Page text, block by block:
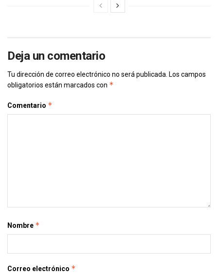
Deja un comentario
Tu dirección de correo electrónico no será publicada. Los campos
obligatorios están marcados con *
Comentario *
Nombre *
Correo electrónico *